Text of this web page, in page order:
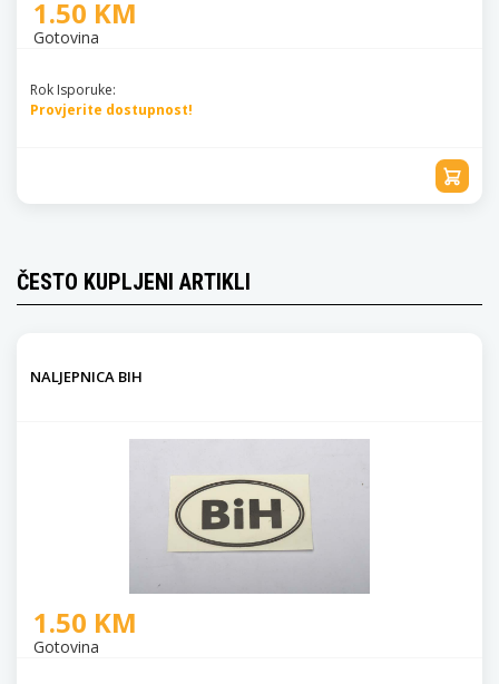
1.50 KM
Gotovina
Rok Isporuke:
Provjerite dostupnost!
ČESTO KUPLJENI ARTIKLI
NALJEPNICA BIH
1.50 KM
Gotovina